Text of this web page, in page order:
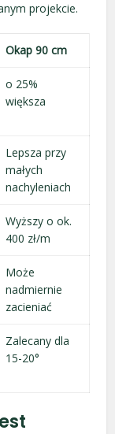
projekcie.
Okap 90 cm
o 25%
większa
Lepsza przy
małych
nachyleniach
Wyższy o ok.
400 zł/m
Może
nadmiernie
zacieniać
Zalecany dla
15-20°